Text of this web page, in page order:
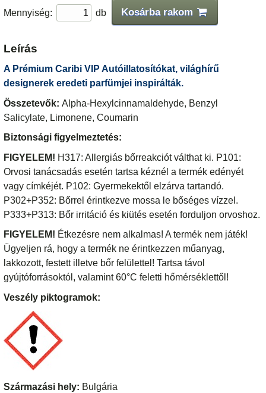
Mennyiség: db Kosárba rakom
Leírás
A Prémium Caribi VIP Autóillatosítókat, világhírű
designerek eredeti parfümjei inspirálták.
Összetevők:Alpha-Hexylcinnamaldehyde, Benzyl
Salicylate, Limonene, Coumarin
Biztonsági figyelmeztetés:
FIGYELEM! H317: Allergiás bőrreakciót válthat ki. P101:
Orvosi tanácsadás esetén tartsa kéznél a termék edényét
vagy címkéjét. P102: Gyermekektől elzárva tartandó.
P302+P352: Bőrrel érintkezve mossa le bőséges vízzel.
P333+P313: Bőr irritáció és kiütés esetén forduljon orvoshoz.
FIGYELEM! Étkezésre nem alkalmas! A termék nem játék!
Ügyeljen rá, hogy a termék ne érintkezzen műanyag,
lakkozott, festett illetve bőr felülettel! Tartsa távol
gyújtóforrásoktól, valamint 60°C feletti hőmérséklettől!
Veszély piktogramok:
Származási hely: Bulgária